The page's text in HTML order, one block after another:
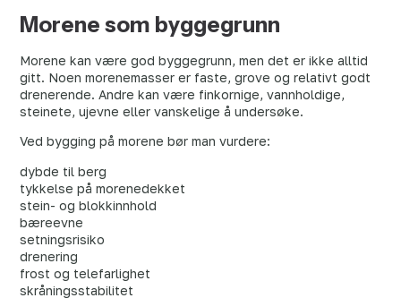
Morene som byggegrunn
Morene kan være god byggegrunn, men det er ikke alltid
gitt. Noen morenemasser er faste, grove og relativt godt
drenerende. Andre kan være finkornige, vannholdige,
steinete, ujevne eller vanskelige å undersøke.
Ved bygging på morene bør man vurdere:
dybde til berg
tykkelse på morenedekket
stein- og blokkinnhold
bæreevne
setningsrisiko
drenering
frost og telefarlighet
skråningsstabilitet